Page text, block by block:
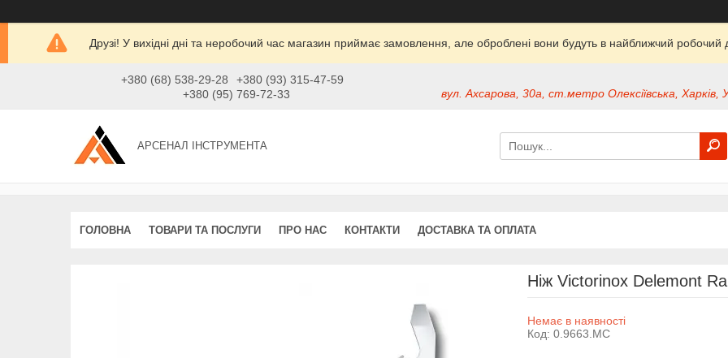
Друзі! У вихідні дні та неробочий час магазин приймає замовлення, але оброблені вони будуть в найближчий робочий
+380 (68) 538-29-28
+380 (93) 315-47-59
+380 (95) 769-72-33
вул. Ахсарова, 30а, ст.метро Олексіївська, Харків,
АРСЕНАЛ ІНСТРУМЕНТА
ГОЛОВНА ТОВАРИ ТА ПОСЛУГИ ПРО НАС КОНТАКТИ ДОСТАВКА ТА ОПЛАТА
Ніж Victorinox Delemont
Немає в наявності
Код: 0.9663.MC